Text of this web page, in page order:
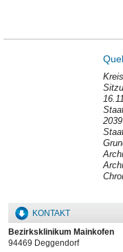
2039
KONTAKT
Bezirksklinikum Mainkofen
94469 Deggendorf